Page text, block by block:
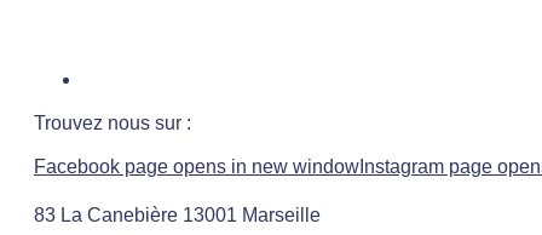
Trouvez nous sur :
Facebook page opens in new window Instagram page
83 La Canebière 13001 Marseille